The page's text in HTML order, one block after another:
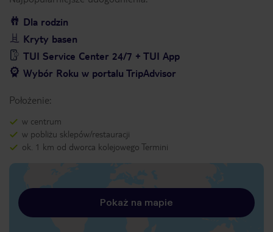
Dla rodzin
Kryty basen
TUI Service Center 24/7 + TUI App
Wybór Roku w portalu TripAdvisor
Położenie:
w centrum
w pobliżu sklepów/restauracji
ok. 1 km od dworca kolejowego Termini
Pokaż na mapie